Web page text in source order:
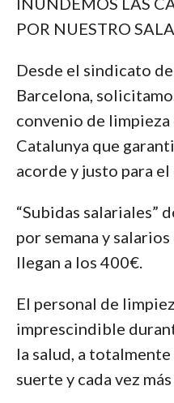
POR NUESTRO
Desde el sindicato
Barcelona,
convenio de
Catalunya que
acorde y justo para
“Subidas salariales”
por semana y
llegan a los 400€.
El personal de
imprescindible
la salud, a
suerte y cada vez